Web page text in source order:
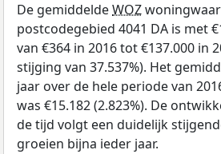
De gemiddeldeWOZ
postcodegebied 4041 DA is met
van €364 in 2016 tot €137.000 in
stijging van 37.537%). Het
jaar over de hele periode van
was €15.182 (2.823%). De
de tijd volgt een duidelijk
groeien bijna ieder jaar.